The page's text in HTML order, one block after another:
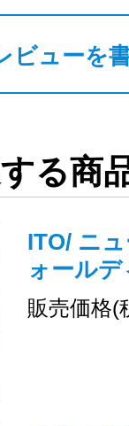
ビューを
る商
ITO/ ニ
ォール
販売価格(